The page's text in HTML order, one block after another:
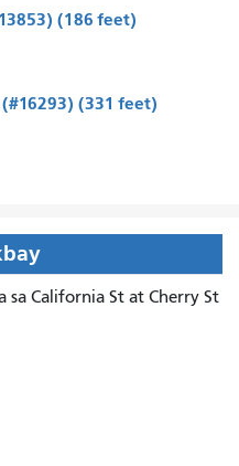
(186 feet)
(331 feet)
sa California St at Cherry St